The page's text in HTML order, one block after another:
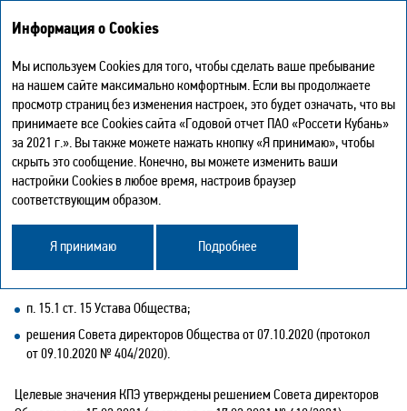
Стратегический отчет Ключевые показатели эффективности
КЛЮЧЕВЫЕ ПОКАЗАТЕЛИ
ЭФФЕКТИВНОСТИ
Достижение приоритетных целей развития Общества оценивается
применяемой в Обществе системой ключевых показателей
эффективности (КПЭ).
Система КПЭ Генерального директора Общества установлена
п. 15.1 ст. 15 Устава Общества;
решения Совета директоров Общества от 07.10.2020 (протокол
от 09.10.2020 № 404/2020).
Целевые значения КПЭ утверждены решением Совета директоров
Информация о Cookies
Мы используем Cookies для того, чтобы сделать ваше пребывание
на нашем сайте максимально комфортным. Если вы продолжаете
просмотр страниц без изменения настроек, это будет означать, что вы
принимаете все Cookies сайта «Годовой отчет ПАО «Россети Кубань»
за 2021 г.». Вы также можете нажать кнопку «Я принимаю», чтобы
скрыть это сообщение. Конечно, вы можете изменить ваши
настройки Cookies в любое время, настроив браузер
соответствующим образом.
Я принимаю Подробнее